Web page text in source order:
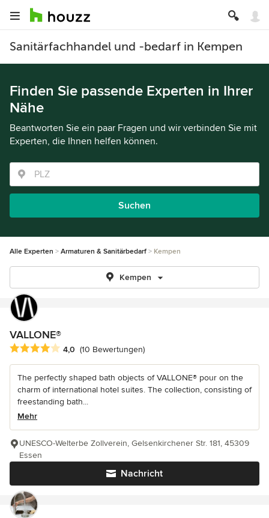
Sanitärfachhandel und -bedarf in Kempen
Finden Sie passende Experten in Ihrer
Nähe
Beantworten Sie ein paar Fragen und wir verbinden Sie mit
Experten, die Ihnen helfen können.
Suchen
Alle Experten Armaturen & Sanitärbedarf Kempen
Kempen
VALLONE®
Durchschnittliche Bewertung: 4 von 5 Sternen
4,0 (10 Bewertungen)
The perfectly shaped bath objects of VALLONE® pour on the
charm of international hotel suites. The collection, consisting of
freestanding bath...
Mehr
Nachricht
UNESCO-Welterbe Zollverein, Gelsenkirchener Str. 181, 45309
Essen